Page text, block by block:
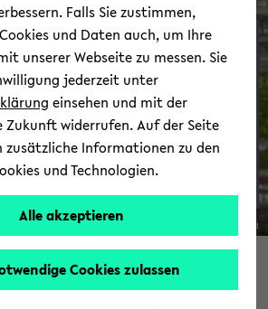
In­sti­tut für Tech­no­lo­gi­
sche In­no­va­ti­on, Markt­
ent­wick­lung und En­tre­
pre­neur­ship
© Uni­ver­si­tät Bie­le­feld
In­no­va­ti­on, Markt­ent­wick­
(iTIME) bil­det eine Platt­form für
Falls Sie zustimmen,
und Daten auch, um Ihre
unserer Webseite zu messen. Sie
jederzeit unter
einsehen und mit der
Zukunft widerrufen. Auf der Seite
zusätzliche Informationen zu den
und Technologien.
Alle akzeptieren
Cookies zulassen